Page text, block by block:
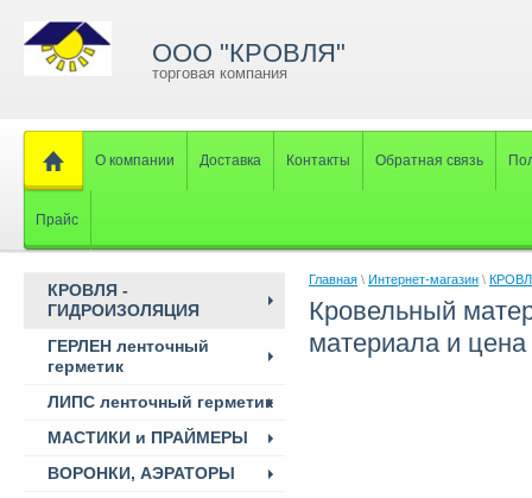
ООО "КРОВЛЯ"
торговая компания
О компании Доставка Контакты Обратная связь
Прайс
КРОВЛЯ -
ГИДРОИЗОЛЯЦИЯ
ГЕРЛЕН ленточный
герметик
ЛИПС ленточный герметик
МАСТИКИ и ПРАЙМЕРЫ
ВОРОНКИ, АЭРАТОРЫ
Главная \ Интернет-магазин \
Кровельный
материала и